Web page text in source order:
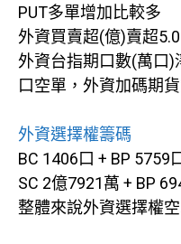
PUT多單增加比較多
外資買賣超(億)賣超
外資台指期口數(萬口
口空單，外資加碼期
外資選擇權籌碼
BC 1406口 + BP 5759
SC 2億7921萬 + BP
整體來說外資選擇權